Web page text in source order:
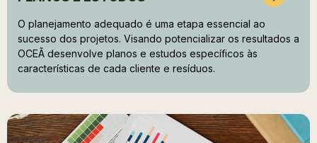
O planejamento adequado é uma etapa essencial ao
sucesso dos projetos. Visando potencializar os resultados a
OCEÃ desenvolve planos e estudos específicos às
características de cada cliente e resíduos.